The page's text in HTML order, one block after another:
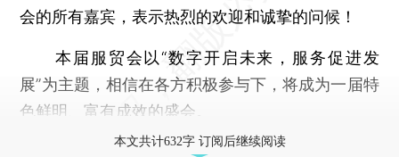
会的所有嘉宾，表示热烈的欢迎和诚挚的问候！
本届服贸会以“数字开启未来，服务促进发
展”为主题，相信在各方积极参与下，将成为一届特
色鲜明、富有成效的盛会。
本文共计632字 订阅后继续阅读